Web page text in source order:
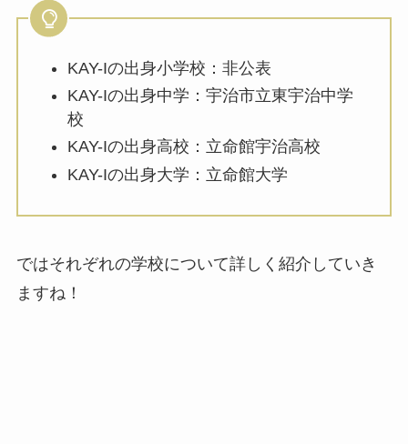
KAY-Iの出身小学校：非公表
KAY-Iの出身中学：宇治市立東宇治中学
校
KAY-Iの出身高校：立命館宇治高校
KAY-Iの出身大学：立命館大学
ではそれぞれの学校について詳しく紹介していき
ますね！